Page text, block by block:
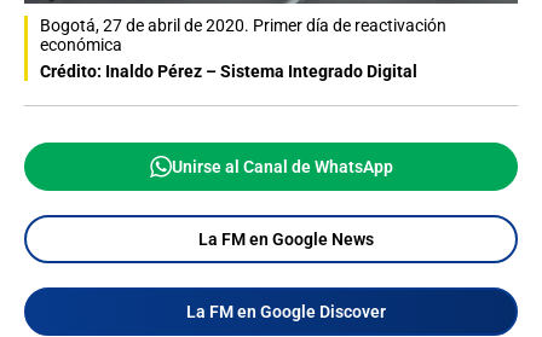
Bogotá, 27 de abril de 2020. Primer día de reactivación
económica
Crédito: Inaldo Pérez – Sistema Integrado Digital
Unirse al Canal de WhatsApp
La FM en Google News
La FM en Google Discover